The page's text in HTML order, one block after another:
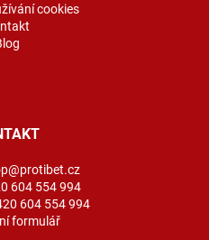
cookies
604 554 994
604 554 994
formulář